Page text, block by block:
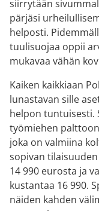
siirrytään
pärjäsi
helposti.
tuulisuojaa oppii
mukavaa vähän
Kaiken kaikkiaan
lunastavan sille
helpon tuntuisesti.
työmiehen
joka on valmiina
sopivan
14 990 eurosta ja
kustantaa 16 990.
näiden kahden